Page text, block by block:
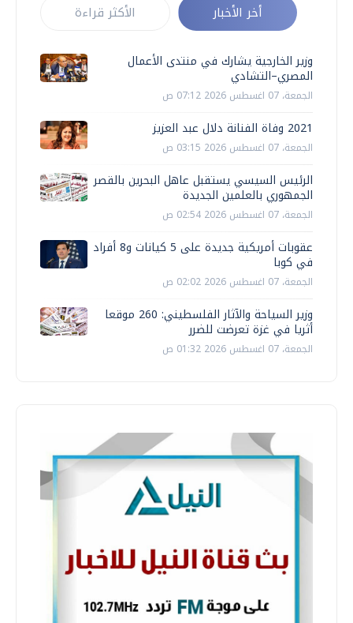
أخر الأخبار الأكثر قراءة
وزير الخارجية يشارك في منتدى الأعمال
المصري–التشادي
الجمعة، 07 اغسطس 2026 07:12 ص
2021 وفاة الفنانة دلال عبد العزيز
الجمعة، 07 اغسطس 2026 03:15 ص
الرئيس السيسي يستقبل عاهل البحرين بالقصر
الجمهوري بالعلمين الجديدة
الجمعة، 07 اغسطس 2026 02:54 ص
عقوبات أمريكية جديدة على 5 كيانات و8 أفراد
في كوبا
الجمعة، 07 اغسطس 2026 02:02 ص
وزير السياحة والآثار الفلسطيني: 260 موقعا
أثريا في غزة تعرضت للضرر
الجمعة، 07 اغسطس 2026 01:32 ص